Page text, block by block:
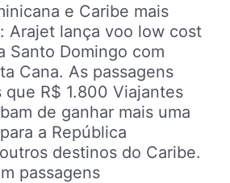
e Caribe mais
Arajet lança voo low cost
Santo Domingo com
Cana. As passagens
que R$ 1.800 Viajantes
de ganhar mais uma
a República
destinos do Caribe.
passagens